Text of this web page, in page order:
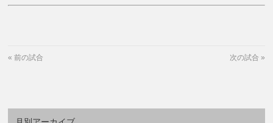
«前の試合 次の試合 »